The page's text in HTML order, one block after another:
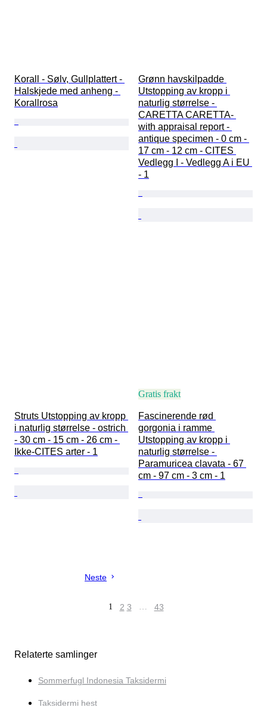
Korall - Sølv, Gullplattert -
Halskjede med anheng -
Korallrosa
Grønn havskilpadde
Utstopping av kropp i
naturlig størrelse -
CARETTA CARETTA-
with appraisal report -
antique specimen - 0 cm -
17 cm - 12 cm - CITES
Vedlegg I - Vedlegg A i EU
- 1
Struts Utstopping av kropp
i naturlig størrelse - ostrich
- 30 cm - 15 cm - 26 cm -
Ikke-CITES arter - 1
Gratis frakt
Fascinerende rød
gorgonia i ramme
Utstopping av kropp i
naturlig størrelse -
Paramuricea clavata - 67
cm - 97 cm - 3 cm - 1
Neste
1 2 3 … 43
Relaterte samlinger
Sommerfugl Indonesia Taksidermi
Taksidermi hest